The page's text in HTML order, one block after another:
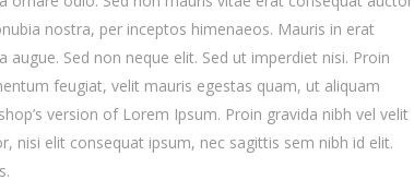
nostra, per inceptos himenaeos. Mauris in erat
Sed non neque elit. Sed ut imperdiet nisi. Proin
feugiat, velit mauris egestas quam, ut aliquam
version of Lorem Ipsum. Proin gravida nibh vel velit
nisi elit consequat ipsum, nec sagittis sem nibh id elit.